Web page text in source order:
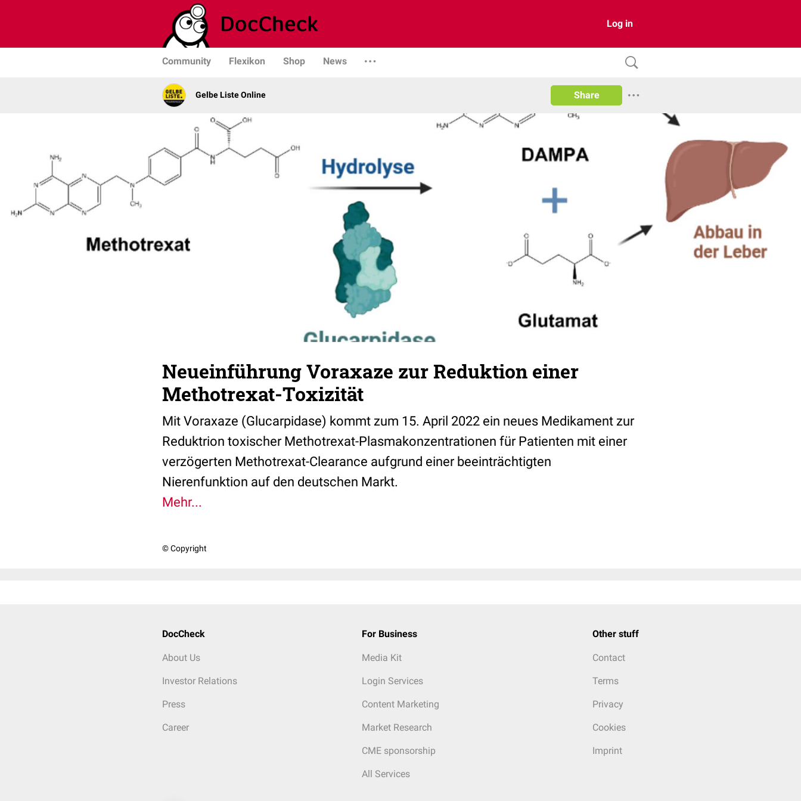
Log in
Community Flexikon Shop News
Gelbe Liste Online Share
Neueinführung Voraxaze zur Reduktion einer
Methotrexat-Toxizität
Mit Voraxaze (Glucarpidase) kommt zum 15. April 2022 ein neues Medikament zur
Reduktrion toxischer Methotrexat-Plasmakonzentrationen für Patienten mit einer
verzögerten Methotrexat-Clearance aufgrund einer beeinträchtigten
Nierenfunktion auf den deutschen Markt.
Mehr...
© Copyright
DocCheck
About Us
Investor Relations
Press
Career
For Business
Media Kit
Login Services
Content Marketing
Market Research
CME sponsorship
All Services
Other stuff
Contact
Terms
Privacy
Cookies
Imprint